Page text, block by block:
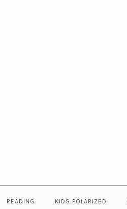
READING KIDS POLARIZED